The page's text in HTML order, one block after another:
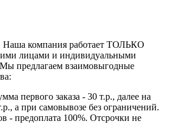
Наша компания работает ТОЛЬКО
лицами и индивидуальными
предлагаем взаимовыгодные
первого заказа - 30 т.р., далее на
а при самовывозе без ограничений.
- предоплата 100%. Отсрочки не